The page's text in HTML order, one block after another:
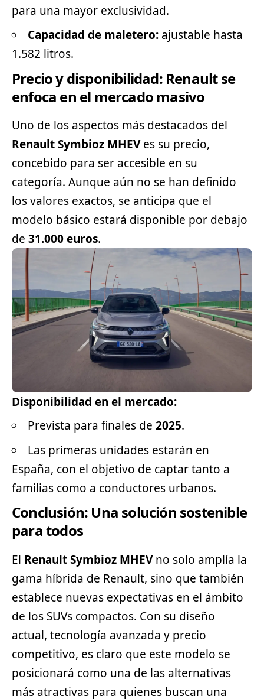
para una mayor exclusividad.
Capacidad de maletero: ajustable hasta
1.582 litros.
Precio y disponibilidad: Renault se
enfoca en el mercado masivo
Uno de los aspectos más destacados del
Renault Symbioz MHEVes su precio,
concebido para ser accesible en su
categoría. Aunque aún no se han definido
los valores exactos, se anticipa que el
modelo básico estará disponible por debajo
de 31.000 euros.
Disponibilidad en el mercado:
Prevista para finales de 2025.
Las primeras unidades estarán en
España, con el objetivo de captar tanto a
familias como a conductores urbanos.
Conclusión: Una solución sostenible
para todos
El Renault Symbioz MHEVno solo amplía la
gama híbrida de Renault, sino que también
establece nuevas expectativas en el ámbito
de los SUVs compactos. Con su diseño
actual, tecnología avanzada y precio
competitivo, es claro que este modelo se
posicionará como una de las alternativas
más atractivas para quienes buscan una